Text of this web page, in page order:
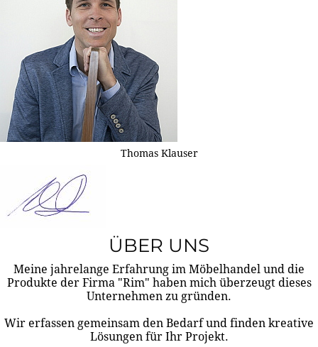
Thomas Klauser
ÜBER UNS
Meine jahrelange Erfahrung im Möbelhandel und die
Produkte der Firma "Rim" haben mich überzeugt dieses
Unternehmen zu gründen.
Wir erfassen gemeinsam den Bedarf und finden kreative
Lösungen für Ihr Projekt.